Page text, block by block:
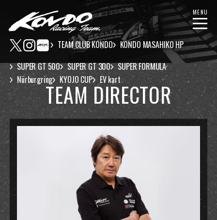
TEAM CLUB KONDO KONDO MASAHIKO HP
MENU
SUPER GT 500 SUPER GT 300
SUPER FORMULA
Nürburgring
KYOJO CUP EV kart
TEAM DIRECTOR